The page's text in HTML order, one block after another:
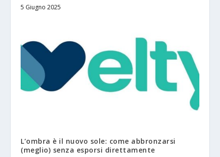
5 Giugno 2025
L’ombra è il nuovo sole: come abbronzarsi
(meglio) senza esporsi direttamente